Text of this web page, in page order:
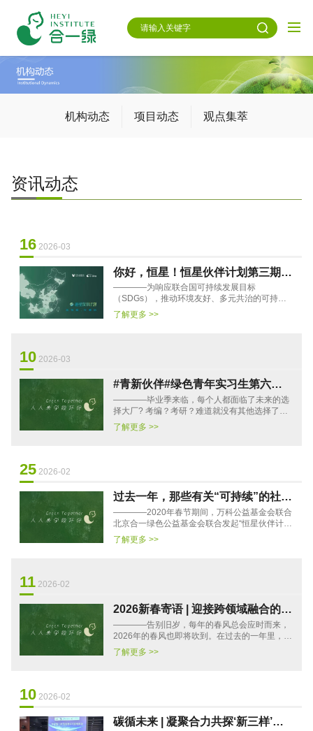
机构动态 项目动态 观点集萃
资讯动态
16 2026-03
你好，恒星！恒星伙伴计划第三期伙
伴名单公示
————为响应联合国可持续发展目标
（SDGs），推动环境友好、多元共治的可持续
社区建设，2020年，万科公益基金会与北京合一
绿色公益基金会联合发布了“恒星伙···
了解更多 >>
10 2026-03
#青新伙伴#绿色青年实习生第六期
招募开启
————毕业季来临，每个人都面临了未来的选
择大厂? 考编？考研？难道就没有其他选择了吗
我们的人生或许可以有不一样的色彩我们或许可
以有新的工作方向我们或···
了解更多 >>
25 2026-02
过去一年，那些有关“可持续”的社区
公共叙事
————2020年春节期间，万科公益基金会联合
北京合一绿色公益基金会联合发起“恒星伙伴计
划：可持续社区领袖成长支持项目”。我们的实践
证明，在特殊时期，一···
了解更多 >>
11 2026-02
2026新春寄语 | 迎接跨领域融合的疾
风
————告别旧岁，每年的春风总会应时而来，
2026年的春风也即将吹到。在过去的一年里，在
持续的行动和探究中，合一绿感受到一股跨领域
融合的风也正在到来，且···
了解更多 >>
10 2026-02
碳循未来 | 凝聚合力共探‘新三样’固